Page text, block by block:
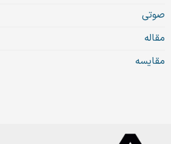
صوتی
مقاله
مقایسه